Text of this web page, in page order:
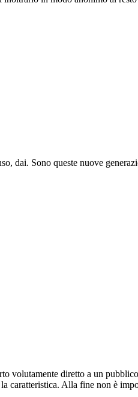
dai. Sono queste nuove
volutamente diretto a un
caratteristica. Alla fine non è